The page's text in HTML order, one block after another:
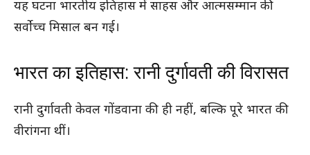
यह घटना भारतीय इतिहास में साहस और आत्मसम्मान की
सर्वोच्च मिसाल बन गई।
भारत का इतिहास: रानी दुर्गावती की विरासत
रानी दुर्गावती केवल गोंडवाना की ही नहीं, बल्कि पूरे भारत की
वीरांगना थीं।